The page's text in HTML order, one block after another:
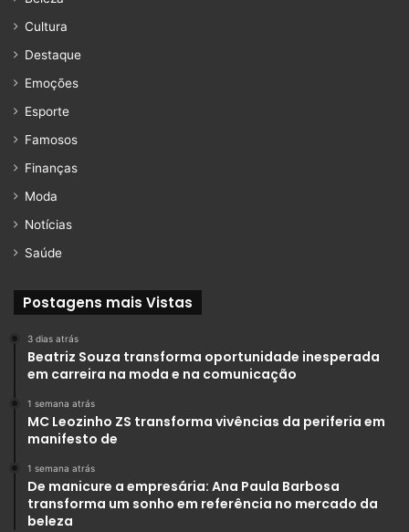
Cultura
Destaque
Emoções
Esporte
Famosos
Finanças
Moda
Notícias
Saúde
Postagens mais Vistas
3 dias atrás
Beatriz Souza transforma oportunidade inesperada
em carreira na moda e na comunicação
1 semana atrás
MC Leozinho ZS transforma vivências da periferia em
manifesto de
1 semana atrás
De manicure a empresária: Ana Paula Barbosa
transforma um sonho em referência no mercado da
beleza